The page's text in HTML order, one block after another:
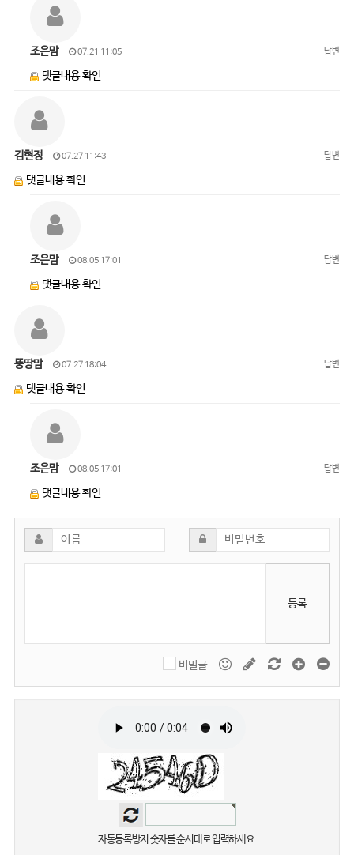
조은맘 07.21 11:05 답변
댓글내용 확인
김현정 07.27 11:43 답변
댓글내용 확인
조은맘 08.05 17:01 답변
댓글내용 확인
뚱땅맘 07.27 18:04 답변
댓글내용 확인
조은맘 08.05 17:01 답변
댓글내용 확인
등록
비밀글
자동등록방지 숫자를 순서대로 입력하세요.